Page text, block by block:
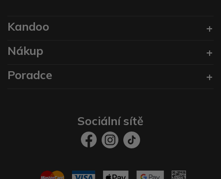
Kandoo
Nákup
Poradce
Sociální sítě